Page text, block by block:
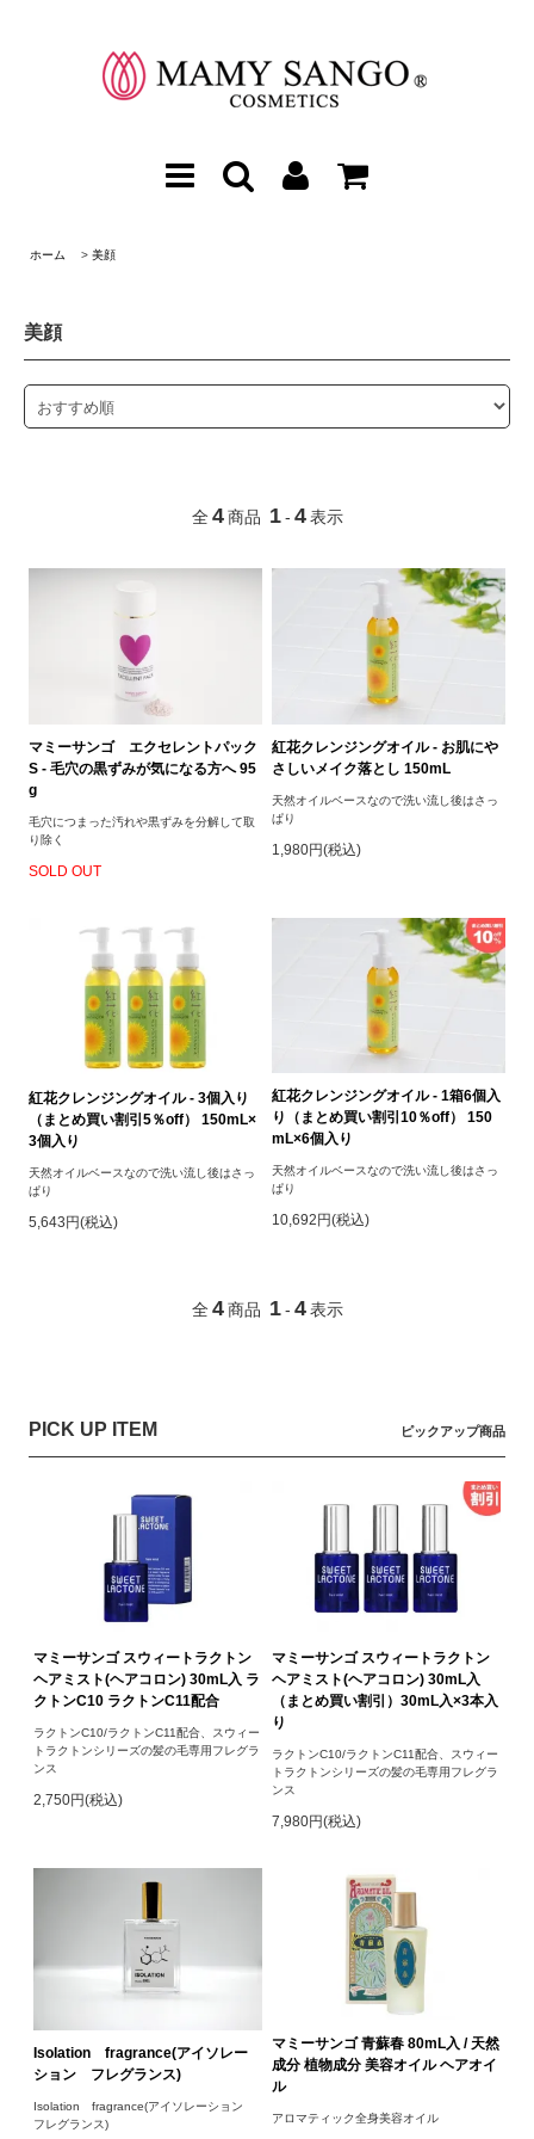
ホーム > 美顔
美顔
全 4 商品 1 - 4 表示
マミーサンゴ エクセレントパック
S - 毛穴の黒ずみが気になる方へ 95
g
毛穴につまった汚れや黒ずみを分解して取
り除く
SOLD OUT
紅花クレンジングオイル - お肌にや
さしいメイク落とし 150mL
天然オイルベースなので洗い流し後はさっ
ぱり
1,980円(税込)
紅花クレンジングオイル - 3個入り
（まとめ買い割引5％off） 150mL×
3個入り
天然オイルベースなので洗い流し後はさっ
ぱり
5,643円(税込)
紅花クレンジングオイル - 1箱6個入
り（まとめ買い割引10％off） 150
mL×6個入り
天然オイルベースなので洗い流し後はさっ
ぱり
10,692円(税込)
全 4 商品 1 - 4 表示
PICK UP ITEM ピックアップ商品
マミーサンゴ スウィートラクトン
ヘアミスト(ヘアコロン) 30mL入 ラ
クトンC10 ラクトンC11配合
ラクトンC10/ラクトンC11配合、スウィー
トラクトンシリーズの髪の毛専用フレグラ
ンス
2,750円(税込)
マミーサンゴ スウィートラクトン
ヘアミスト(ヘアコロン) 30mL入
（まとめ買い割引）30mL入×3本入
り
ラクトンC10/ラクトンC11配合、スウィー
トラクトンシリーズの髪の毛専用フレグラ
ンス
7,980円(税込)
Isolation fragrance(アイソレー
ション フレグランス)
Isolation fragrance(アイソレーション
フレグランス)
マミーサンゴ 青蘇春 80mL入 / 天然
成分 植物成分 美容オイル ヘアオイ
ル
アロマティック全身美容オイル